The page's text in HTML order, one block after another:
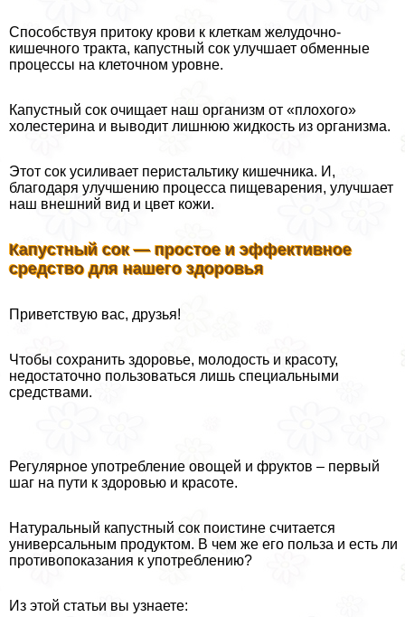
Способствуя притоку крови к клеткам желудочно-
кишечного тpaкта, капустный сок улучшает обменные
процессы на клеточном уровне.
Капустный сок очищает наш организм от «плохого»
холестерина и выводит лишнюю жидкость из организма.
Этот сок усиливает перистальтику кишечника. И,
благодаря улучшению процесса пищеварения, улучшает
наш внешний вид и цвет кожи.
Капустный сок — простое и эффективное
средство для нашего здоровья
Приветствую вас, друзья!
Чтобы сохранить здоровье, молодость и красоту,
недостаточно пользоваться лишь специальными
средствами.
Регулярное употрeбление овощей и фруктов – первый
шаг на пути к здоровью и красоте.
Натуральный капустный сок поистине считается
универсальным продуктом. В чем же его польза и есть ли
противопоказания к употрeблению?
Из этой статьи вы узнаете: